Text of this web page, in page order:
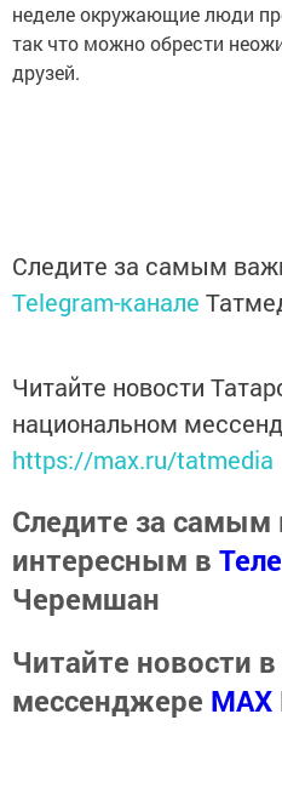
неделе окружающие люди
так что можно обрести
друзей.
Следите за самым
Telegram-канале
Читайте новости
национальном
https://max.ru/tatmedia
Следите за
интересным в
Черемшан
Читайте новости
мессенджере MАХ